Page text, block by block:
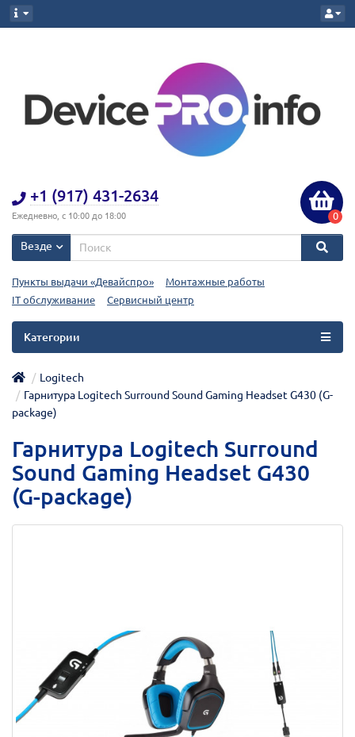
+1 (917) 431-2634
Ежедневно, с 10:00 до 18:00 0
Везде
Пункты выдачи «Девайспро»
Монтажные работы
IT обслуживание
Сервисный центр
Категории
Logitech
Гарнитура Logitech Surround Sound Gaming Headset G430 (G-
package)
Гарнитура Logitech Surround
Sound Gaming Headset G430
(G-package)